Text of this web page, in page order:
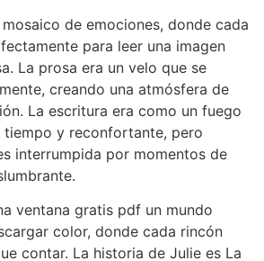
de emociones, donde cada
para leer una imagen
La prosa era un velo que se
creando una atmósfera de
La escritura era como un fuego
tiempo y reconfortante, pero
interrumpida por momentos de
ventana gratis pdf un mundo
color, donde cada rincón
contar. La historia de Julie es La